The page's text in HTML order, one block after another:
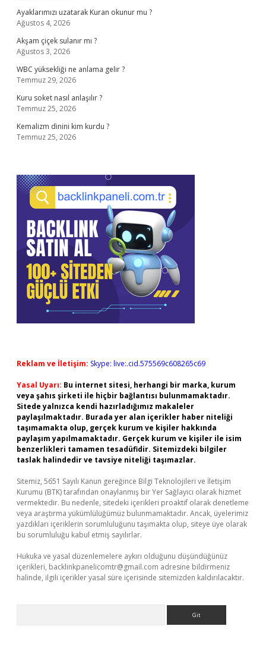
Ayaklarımızı uzatarak Kuran okunur mu ?
Ağustos 4, 2026
Akşam çiçek sulanır mı ?
Ağustos 3, 2026
WBC yüksekliği ne anlama gelir ?
Temmuz 29, 2026
Kuru soket nasıl anlaşılır ?
Temmuz 25, 2026
Kemalizm dinini kim kurdu ?
Temmuz 25, 2026
Reklam ve İletişim: Skype: live:.cid.575569c608265c69
Yasal Uyarı: Bu internet sitesi, herhangi bir marka, kurum
veya şahıs şirketi ile hiçbir bağlantısı bulunmamaktadır.
Sitede yalnızca kendi hazırladığımız makaleler
paylaşılmaktadır. Burada yer alan içerikler haber niteliği
taşımamakta olup, gerçek kurum ve kişiler hakkında
paylaşım yapılmamaktadır. Gerçek kurum ve kişiler ile isim
benzerlikleri tamamen tesadüfidir. Sitemizdeki bilgiler
taslak halindedir ve tavsiye niteliği taşımazlar.
Sitemiz, 5651 Sayılı Kanun gereğince Bilgi Teknolojileri ve İletişim
Kurumu (BTK) tarafından onaylanmış bir Yer Sağlayıcı olarak hizmet
vermektedir. Bu nedenle, sitedeki içerikleri proaktif olarak denetleme
veya araştırma yükümlülüğümüz bulunmamaktadır. Ancak, üyelerimiz
yazdıkları içeriklerin sorumluluğunu taşımakta olup, siteye üye olarak
bu sorumluluğu kabul etmiş sayılırlar.
Hukuka ve yasal düzenlemelere aykırı olduğunu düşündüğünüz
içerikleri, backlinkpanelicomtr@gmail.com adresine bildirmeniz
halinde, ilgili içerikler yasal süre içerisinde sitemizden kaldırılacaktır.